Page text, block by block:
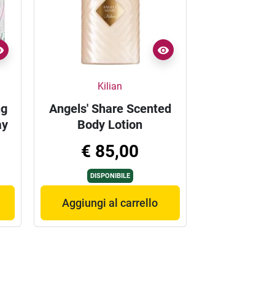
Kilian
Angels' Share Scented
Body Lotion
€ 85,00
DISPONIBILE
Aggiungi al carrello